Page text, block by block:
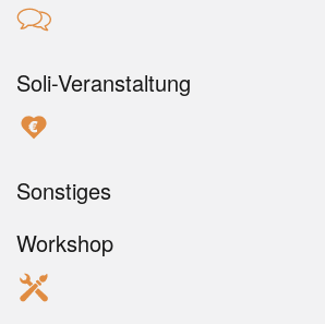
Soli-Veranstaltung
Sonstiges
Workshop